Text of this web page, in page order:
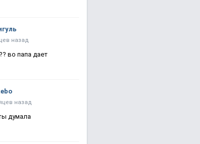
назад
во папа дает
назад
думала